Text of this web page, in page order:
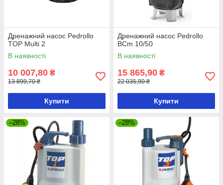
Дренажний насос Pedrollo
TOP Multi 2
В наявності
10 007,80 ₴
13 899,70 ₴
Купити
Дренажний насос Pedrollo
BCm 10/50
В наявності
15 865,90 ₴
22 035,90 ₴
Купити
–28% –28%